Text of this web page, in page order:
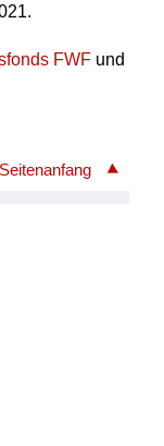
FWFund
Seitenanfang